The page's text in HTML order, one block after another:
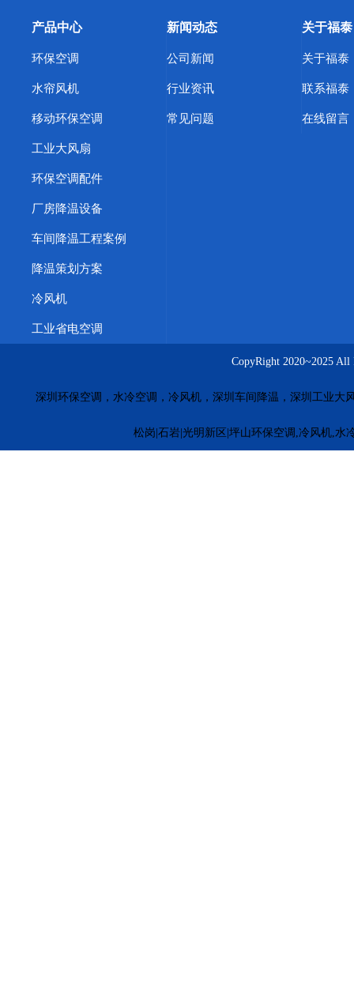
产品中心
环保空调
水帘风机
移动环保空调
工业大风扇
环保空调配件
厂房降温设备
车间降温工程案例
降温策划方案
冷风机
工业省电空调
新闻动态
公司新闻
行业资讯
常见问题
关于福泰
关于福泰
联系福泰
在线留言
CopyRight 2020~2025
深圳环保空调，水冷空调，冷风机，深圳车间降温，深圳工业大
松岗|石岩|光明新区|坪山环保空调,冷风机,水